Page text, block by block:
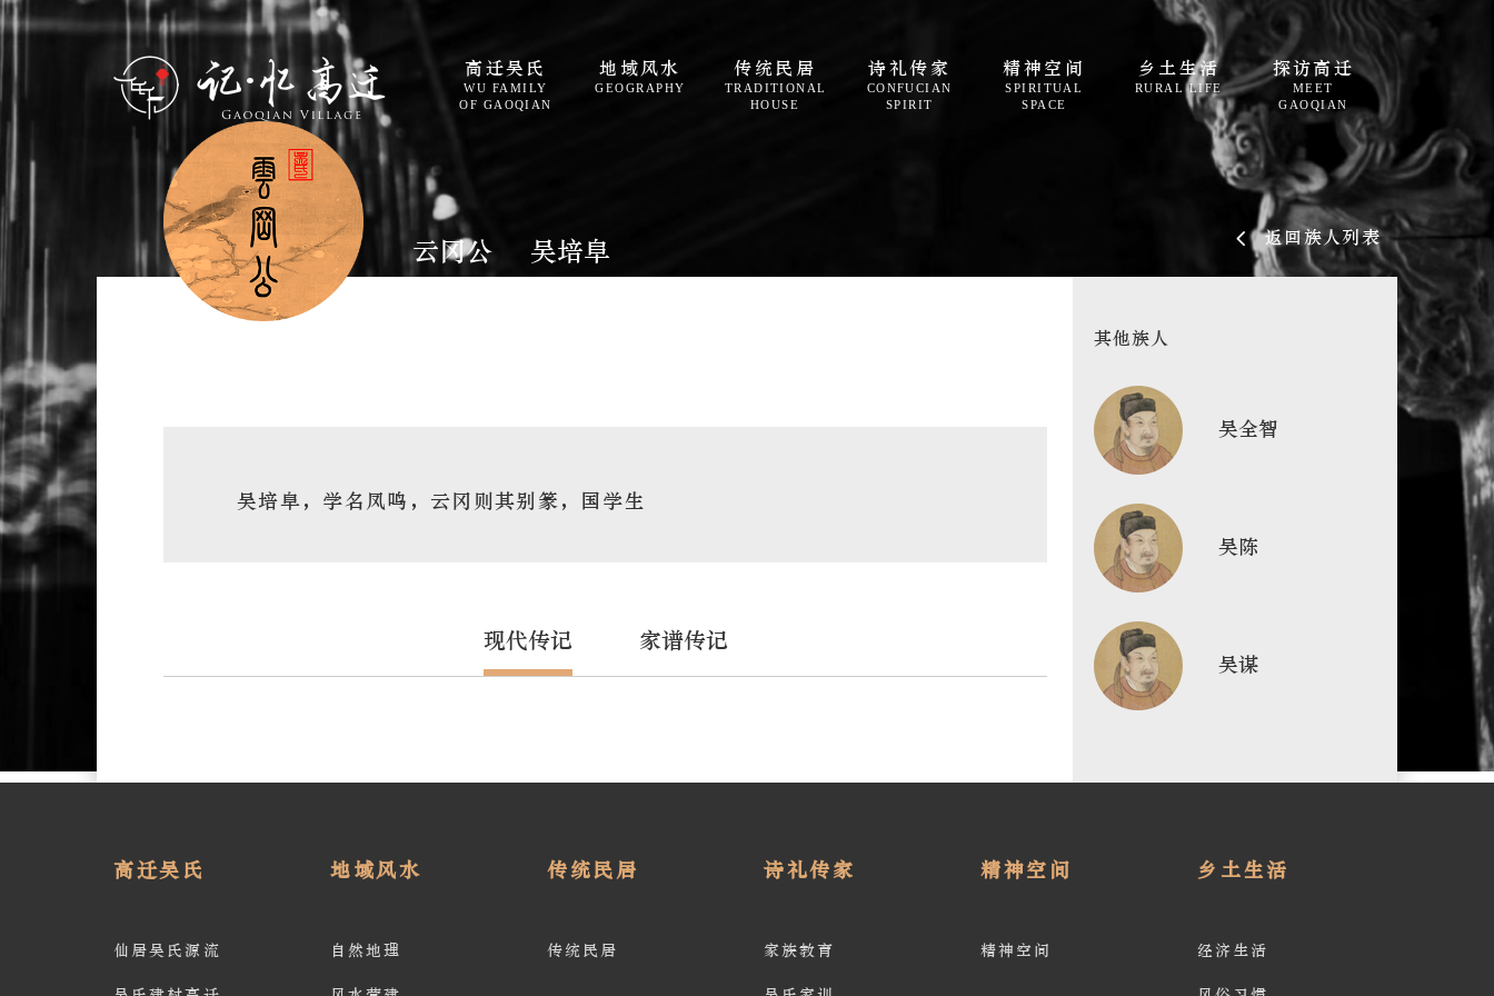
高迁吴氏
WU FAMILY
OF GAOQIAN
地域风水
GEOGRAPHY
传统民居
TRADITIONAL
HOUSE
诗礼传家
CONFUCIAN
SPIRIT
精神空间
SPIRITUAL
SPACE
乡土生活
RURAL LIFE
探访高迁
MEET
GAOQIAN
返回族人列表
云冈公 吴培阜
吴培阜，学名凤鸣，云冈则其别篆，国学生
现代传记 家谱传记
其他族人
吴全智
吴陈
吴谋
高迁吴氏
仙居吴氏源流
地域风水
自然地理
传统民居
传统民居
诗礼传家
家族教育
精神空间
精神空间
乡土生活
经济生活